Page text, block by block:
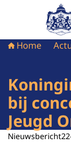
Naar
Home
bij
Jeugd
Nieuwsbericht